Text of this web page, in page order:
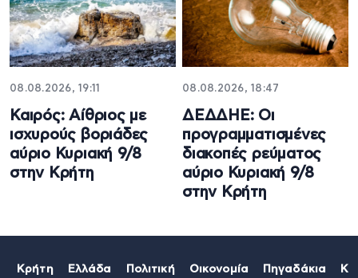
08.08.2026, 19:11
Καιρός: Αίθριος με
ισχυρούς βοριάδες
αύριο Κυριακή 9/8
στην Κρήτη
08.08.2026, 18:47
ΔΕΔΔΗΕ: Oι
προγραμματισμένες
διακοπές ρεύματος
αύριο Κυριακή 9/8
στην Κρήτη
Κρήτη Ελλάδα Πολιτική Οικονομία Πηγαδάκια